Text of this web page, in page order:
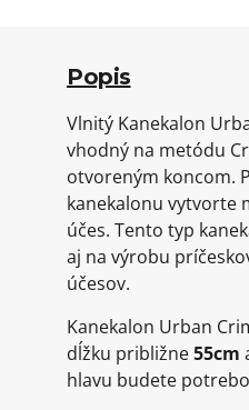
Popis
Vlnitý Kanekalon
vhodný na metódu
otvoreným koncom.
kanekalonu vytvorte
účes. Tento typ
aj na výrobu
účesov.
Kanekalon Urban
dĺžku približne55cm
hlavu budete